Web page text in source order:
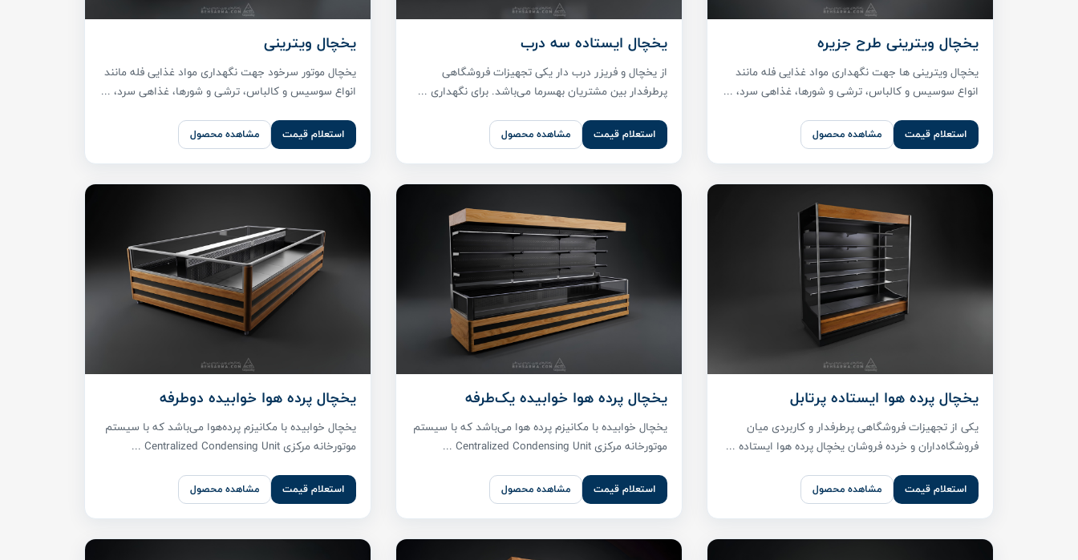
یخچال ویترینی طرح جزیره
یخچال ویترینی ها جهت نگهداری مواد غذایی فله مانند
انواع سوسیس و کالباس، ترشی و شورها، غذاهی سرد، ...
استعلام قیمت مشاهده محصول
یخچال ایستاده سه درب
از یخچال و فریزر درب دار یکی تجهیزات فروشگاهی
پر‌طرفدار بین مشتریان بهسرما می‌باشد. برای نگهداری ...
استعلام قیمت مشاهده محصول
یخچال ویترینی
یخچال موتور سرخود جهت نگهداری مواد غذایی فله مانند
انواع سوسیس و کالباس، ترشی و شورها، غذاهی سرد، ...
استعلام قیمت مشاهده محصول
یخچال پرده هوا ایستاده پرتابل
یکی از تجهیزات فروشگاهی پرطرفدار و کاربردی میان
فروشگاه‌داران و خرده فروشان یخچال پرده هوا ایستاده ...
استعلام قیمت مشاهده محصول
یخچال پرده هوا خوابیده یک‌طرفه
یخچال خوابیده با مکانیزم پرده هوا می‌باشد که با سیستم
موتورخانه مرکزی Centralized Condensing Unit ...
استعلام قیمت مشاهده محصول
یخچال پرده هوا خوابیده دوطرفه
یخچال خوابیده با مکانیزم پرده‌هوا می‌باشد که با سیستم
موتورخانه مرکزی Centralized Condensing Unit ...
استعلام قیمت مشاهده محصول